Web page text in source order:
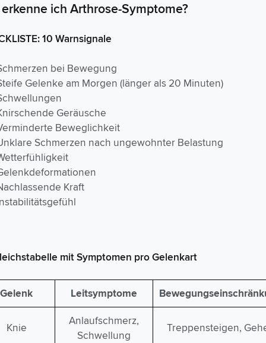
ich Arthrose-Symptome?
10 Warnsignale
bei Bewegung
Gelenke am Morgen (länger als 20 Minuten)
Geräusche
Beweglichkeit
Schmerzen nach ungewohnter Belastung
Kraft
mit Symptomen pro Gelenkart
Gelenk Leitsymptome
Knie
Anlaufschmerz,
Schwellung
Treppensteigen,